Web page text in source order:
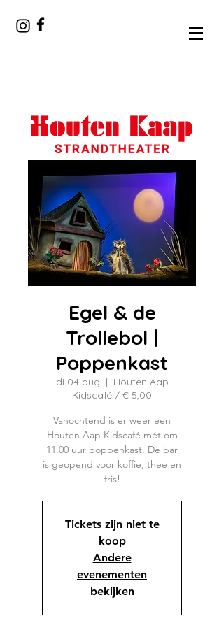
Egel & de
Trollebol |
Poppenkast
di 04 aug
  |
Houten Aap
Kidscafé / € 5,00
Vanochtend is er weer een
Houten Aap Kidscafé mét om
11.00 uur poppenkast. De bar
is geopend voor koffie, thee en
fris!
Tickets zijn niet te
koop
Andere
evenementen
bekijken